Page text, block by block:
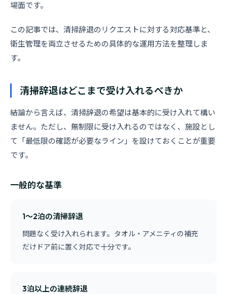
場面です。
この記事では、清掃辞退のリクエストに対する対応基準と、
衛生管理を両立させるための具体的な運用方法を整理しま
す。
清掃辞退はどこまで受け入れるべきか
結論から言えば、清掃辞退の希望は基本的に受け入れて構い
ません。ただし、無制限に受け入れるのではなく、施設とし
て「最低限の確認が必要なライン」を設けておくことが重要
です。
一般的な基準
1〜2泊の清掃辞退
問題なく受け入れられます。タオル・アメニティの補充
だけドア前に置く対応で十分です。
3泊以上の連続辞退